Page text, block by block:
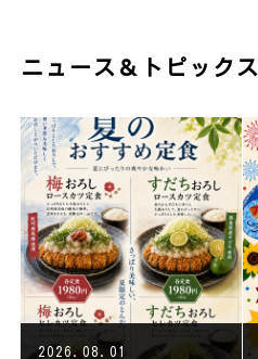
ニュース＆トピックス
2026.08.01